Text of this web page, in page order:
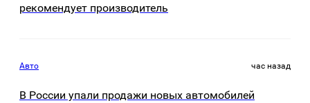
рекомендует производитель
Авто час назад
В России упали продажи новых автомобилей